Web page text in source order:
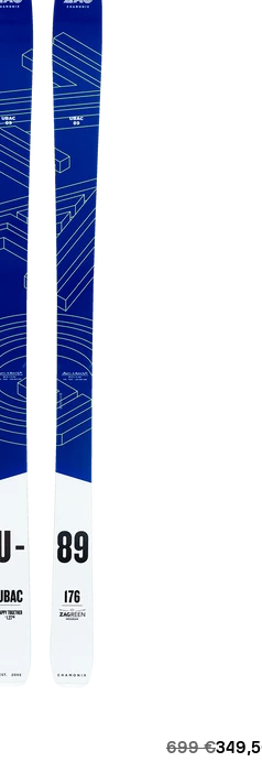
699 €